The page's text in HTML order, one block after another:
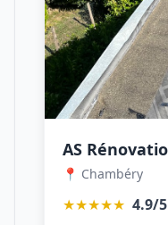
📍 Chambéry
★★★★★ 4.9/5